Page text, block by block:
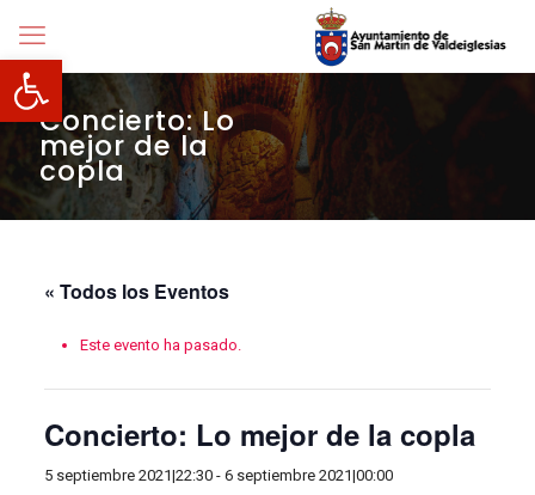
Abrir barra de herramientas
Concierto: Lo
mejor de la
copla
« Todos los Eventos
Este evento ha pasado.
Concierto: Lo mejor de la copla
5 septiembre 2021|22:30- 6 septiembre 2021|00:00